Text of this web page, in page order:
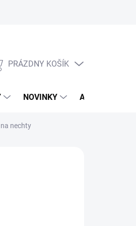
NÁKUPNÝ
PRÁZDNY KOŠÍK
NOVINKY AKCIA
na nechty